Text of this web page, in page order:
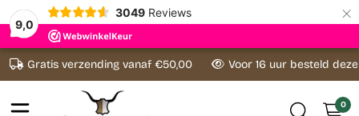
9,0
3049 Reviews ×
Ga naar content
Gratis verzending vanaf €50,00 Voor 16 uur besteld
0